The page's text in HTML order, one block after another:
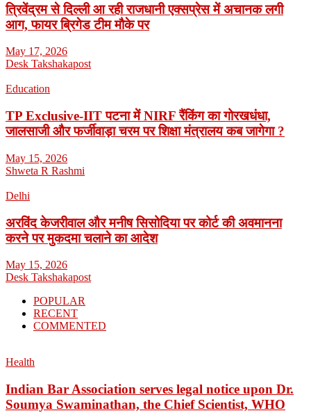
त्रिवेंद्रम से दिल्ली आ रही राजधानी एक्सप्रेस में अचानक लगी
आग, फायर ब्रिगेड टीम मौके पर
May 17, 2026
Desk Takshakapost
Education
TP Exclusive-IIT पटना में NIRF रैंकिंग का गोरखधंधा,
जालसाजी और फर्जीवाड़ा चरम पर शिक्षा मंत्रालय कब जागेगा ?
May 15, 2026
Shweta R Rashmi
Delhi
अरविंद केजरीवाल और मनीष सिसोदिया पर कोर्ट की अवमानना
करने पर मुकदमा चलाने का आदेश
May 15, 2026
Desk Takshakapost
POPULAR
RECENT
COMMENTED
Health
Indian Bar Association serves legal notice upon Dr.
Soumya Swaminathan, the Chief Scientist, WHO